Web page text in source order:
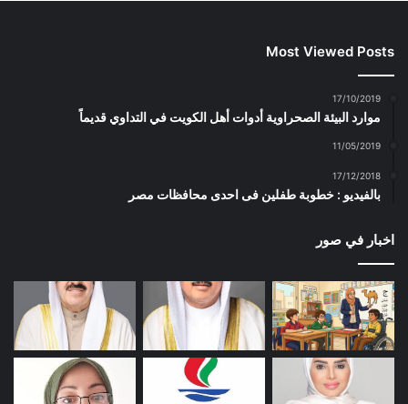
Most Viewed Posts
17/10/2019
موارد البيئة الصحراوية أدوات أهل الكويت في التداوي قديماً
11/05/2019
17/12/2018
بالفيديو : خطوبة طفلين فى احدى محافظات مصر
اخبار في صور